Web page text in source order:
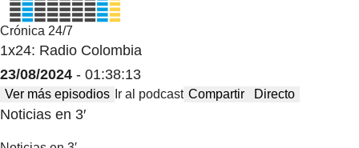
Crónica 24/7
1x24: Radio Colombia
23/08/2024 - 01:38:13
Ver más episodios Ir al podcast Compartir Directo
Noticias en 3′